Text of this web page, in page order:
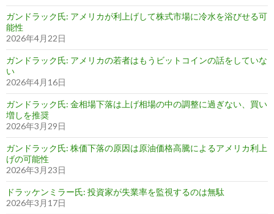
ガンドラック氏: アメリカが利上げして株式市場に冷水を浴びせる可
能性
2026年4月22日
ガンドラック氏: アメリカの若者はもうビットコインの話をしていな
い
2026年4月16日
ガンドラック氏: 金相場下落は上げ相場の中の調整に過ぎない、買い
増しを推奨
2026年3月29日
ガンドラック氏: 株価下落の原因は原油価格高騰によるアメリカ利上
げの可能性
2026年3月23日
ドラッケンミラー氏: 投資家が失業率を監視するのは無駄
2026年3月17日